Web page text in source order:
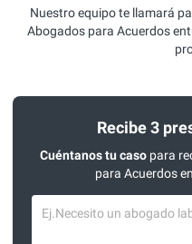
Nuestro equipo te llamará
Abogados para Acuerdos
Recibe 3
Cuéntanos tu casopara
para Acuerdos